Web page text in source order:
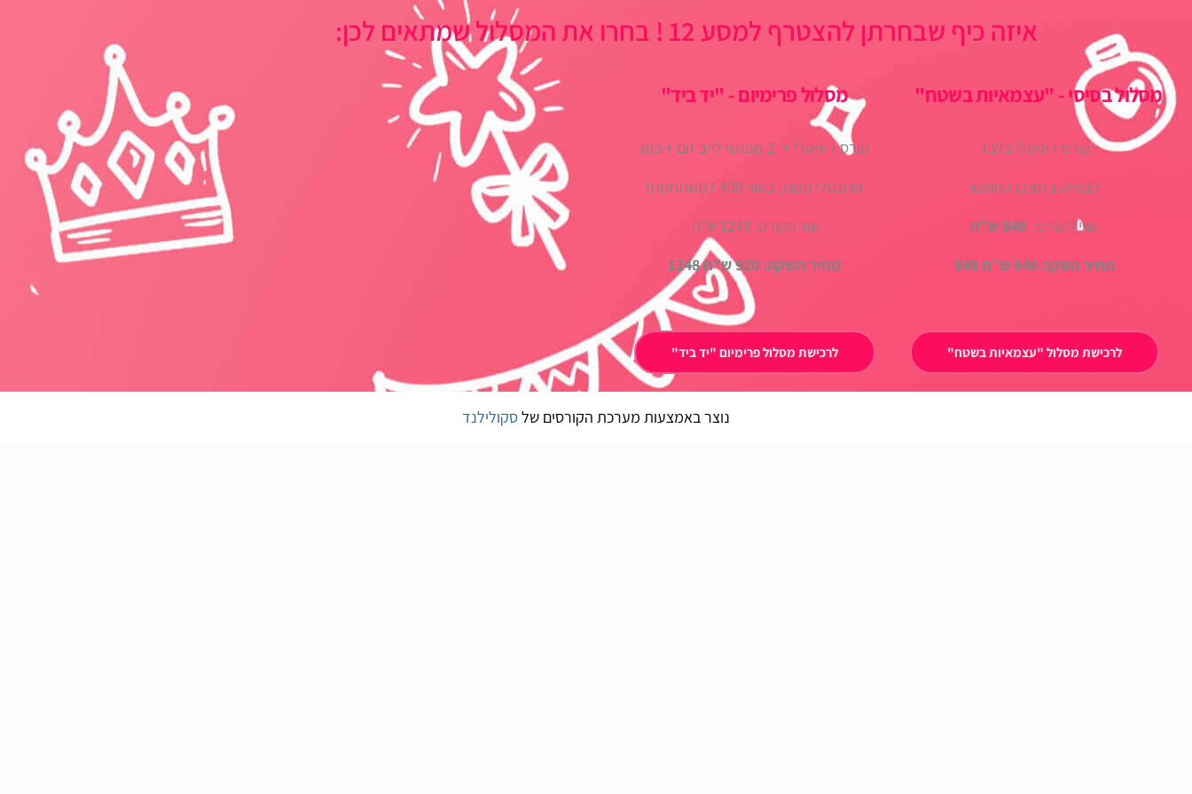
איזה כיף שבחרתן להצטרף למסע 12 ! בחרו את המסלול שמתאים לכן:
מסלול בסיסי - "עצמאיות בשטח"
קורס דיגיטלי בלבד
לצפייה בזמנכן החופשי
שווי הקורס:
מחיר השקה 648 ש”ח
848
לרכישת מסלול "עצמאיות בשטח"
מסלול פרימיום - "יד ביד"
קורס דיגיטלי + 2 מפגשי לייב זום + כנס
פרונטלי מפנק בשווי 400 למשתתפת!
שווי הקורס: 1248 ש"ח
מחיר השקה: 920 ש"ח
1248
לרכישת מסלול פרימיום "יד ביד"
נוצר באמצעות מערכת הקורסים שלסקולילנד